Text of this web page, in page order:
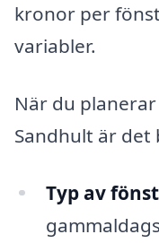
kronor per
variabler.
När du
Sandhult är det
Typ av